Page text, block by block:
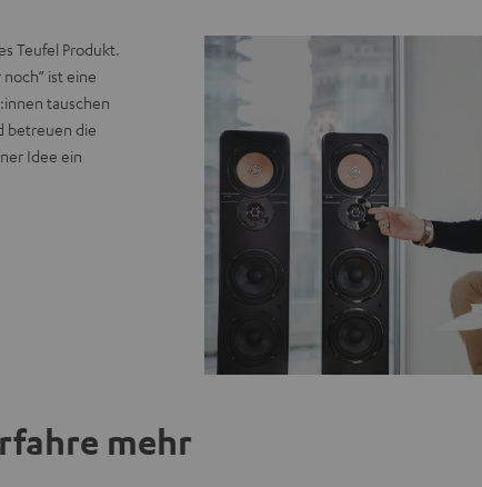
Teufel Produkt.
ist eine
tauschen
betreuen die
Idee ein
mehr